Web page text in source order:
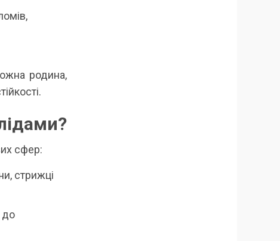
родина,
сфер:
стрижці
до